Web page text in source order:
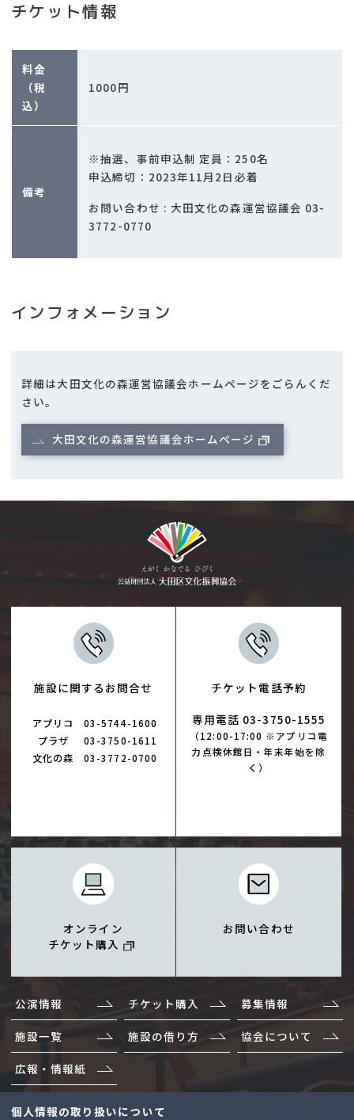
個人情報の取り扱いについて
チケット情報
料金
（税
込）
1000円
備考
※抽選、事前申込制 定員：250名
申込締切：2023年11月2日必着
お問い合わせ : 大田文化の森運営協議会 03-
3772-0770
インフォメーション
詳細は大田文化の森運営協議会ホームページをごらんくだ
さい。
大田文化の森運営協議会ホームページ
施設に関するお問合せ
アプリコ 03-5744-1600
プラザ 03-3750-1611
文化の森 03-3772-0700
チケット電話予約
専用電話 03-3750-1555
（12:00-17:00 ※アプリコ電
力点検休館日・年末年始を除
く）
オンライン
チケット購入
お問い合わせ
公演情報 チケット購入 募集情報
施設一覧 施設の借り方 協会について
広報・情報紙
サイトマップ